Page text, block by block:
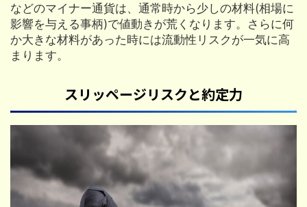
などのマイナー通貨は、通常時から少しの材料(相場に
影響を与える事柄)で値動きが荒くなります。さらに何
か大きな材料があった時には流動性リスクが一気に高
まります。
スリッページリスクと約定力